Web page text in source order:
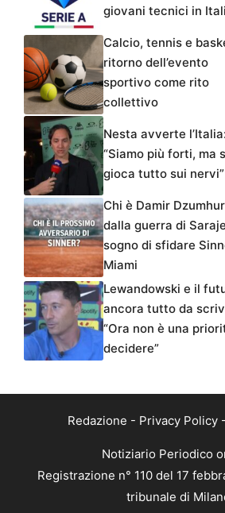
giovani tecnici in
Calcio, tennis e
ritorno dell’evento
sportivo come rito
collettivo
Nesta avverte l’Italia:
“Siamo più forti, ma
gioca tutto sui nervi”
Chi è Damir
dalla guerra di
sogno di sfidare
Miami
Lewandowski e il
ancora tutto da
“Ora non è una
decidere”
Redazione - Privacy Policy-
Notiziario Periodico
Registrazione n° 110 del 17
tribunale di